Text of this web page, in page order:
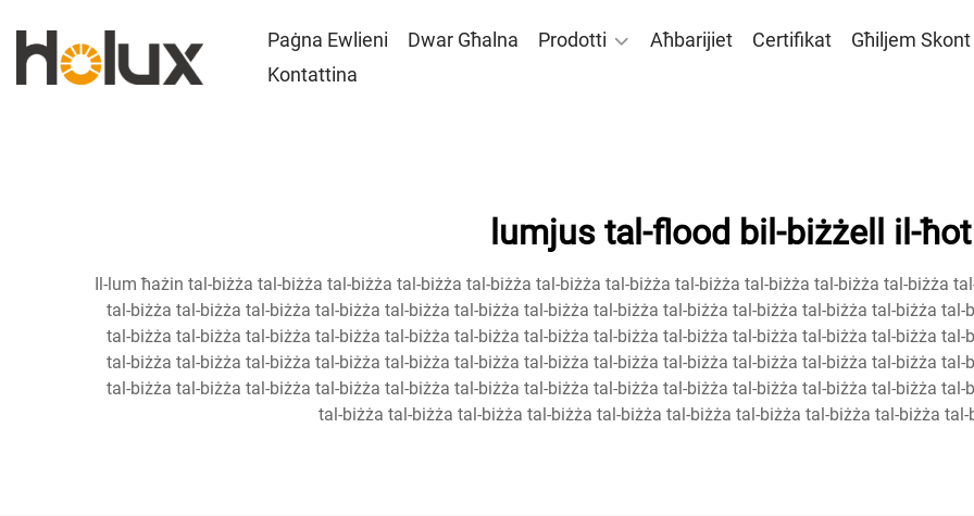
Paġna Ewlieni Dwar Għalna Prodotti Aħbarijiet Certifikat Għiljem
Kontattina
lumjus tal-flood bil-biżżell il-ħot
Il-lum ħażin tal-biżża tal-biżża tal-biżża tal-biżża tal-biżża tal-biżża tal-biżża tal-biżża tal-biżża tal-biżża tal-biżża
tal-biżża tal-biżża tal-biżża tal-biżża tal-biżża tal-biżża tal-biżża tal-biżża tal-biżża tal-biżża tal-biżża tal-biżża
tal-biżża tal-biżża tal-biżża tal-biżża tal-biżża tal-biżża tal-biżża tal-biżża tal-biżża tal-biżża tal-biżża tal-biżża
tal-biżża tal-biżża tal-biżża tal-biżża tal-biżża tal-biżża tal-biżża tal-biżża tal-biżża tal-biżża tal-biżża tal-biżża
tal-biżża tal-biżża tal-biżża tal-biżża tal-biżża tal-biżża tal-biżża tal-biżża tal-biżża tal-biżża tal-biżża tal-biżża
tal-biżża tal-biżża tal-biżża tal-biżża tal-biżża tal-biżża tal-biżża tal-biżża tal-biżża tal-